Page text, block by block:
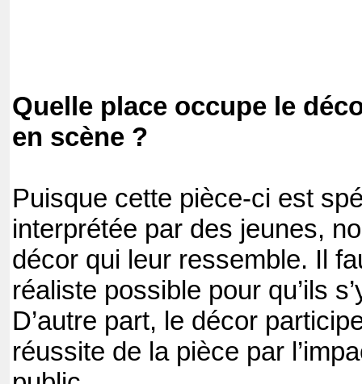
Quelle place occupe le
en scène ?
Puisque cette pièce-ci est
interprétée par des jeunes,
décor qui leur ressemble. Il
réaliste possible pour qu’ils
D’autre part, le décor
réussite de la pièce par